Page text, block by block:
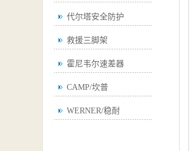
代尔塔安全防护
救援三脚架
霍尼韦尔速差器
CAMP/坎普
WERNER/稳耐